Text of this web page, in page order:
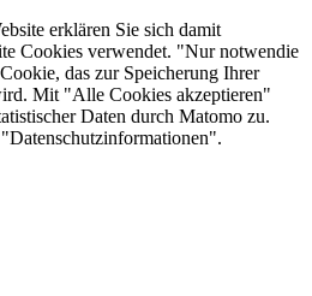
erklären Sie sich damit
Cookies verwendet. "Nur notwendie
das zur Speicherung Ihrer
Mit "Alle Cookies akzeptieren"
Daten durch Matomo zu.